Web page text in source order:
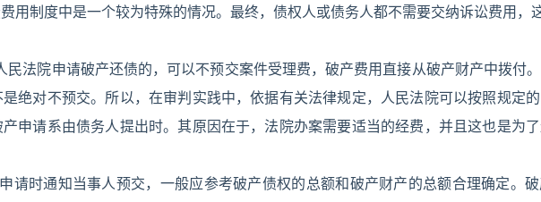
用制度中是一个较为特殊的情况。最终，债权人或债务人都不需要交纳诉讼费用，
民法院申请破产还债的，可以不预交案件受理费，破产费用直接从破产财产中拨付
绝对不预交。所以，在审判实践中，依据有关法律规定，人民法院可以按照规定
申请系由债务人提出时。其原因在于，法院办案需要适当的经费，并且这也是为
请时通知当事人预交，一般应参考破产债权的总额和破产财产的总额合理确定。